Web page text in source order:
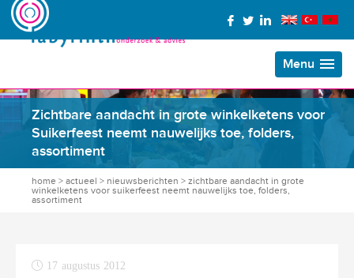
Menu
Zichtbare aandacht in grote winkelketens voor
Suikerfeest neemt nauwelijks toe, folders,
assortiment
home > actueel > nieuwsberichten > zichtbare aandacht in grote
winkelketens voor suikerfeest neemt nauwelijks toe, folders,
assortiment
17 augustus 2012